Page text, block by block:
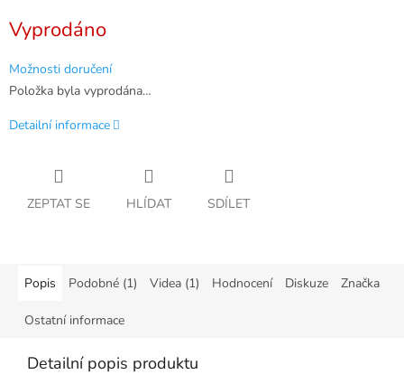
cena:
Vyprodáno
Možnosti doručení
Položka byla vyprodána…
Detailní informace
ZEPTAT SE HLÍDAT SDÍLET
Popis Podobné (1) Videa (1) Hodnocení Diskuze Značka
Ostatní informace
Detailní popis produktu